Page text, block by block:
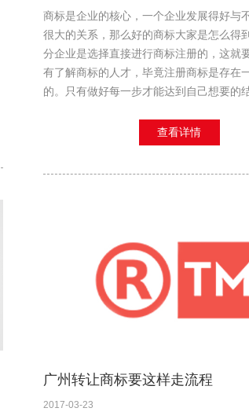
商标是企业的核心，一个企业发展得好与
很大的关系，那么好的商标大家是怎么得
分企业是选择直接进行商标注册的，这就
有了解商标的人才，毕竟注册商标是存在
的。只有做好每一步才能达到自己想要的结
查看详情
广州转让商标要这样走流程
2017-03-23